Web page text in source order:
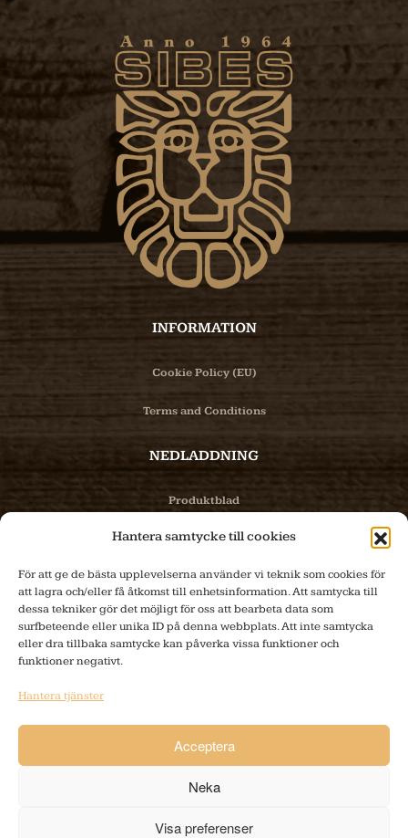
Hantera samtycke till cookies
För att ge de bästa upplevelserna använder vi teknik som cookies för
att lagra och/eller få åtkomst till enhetsinformation. Att samtycka till
dessa tekniker gör det möjligt för oss att bearbeta data som
surfbeteende eller unika ID på denna webbplats. Att inte samtycka
eller dra tillbaka samtycke kan påverka vissa funktioner och
funktioner negativt.
Hantera tjänster
Acceptera
Neka
Visa preferenser
INFORMATION
Cookie Policy (EU)
Terms and Conditions
NEDLADDNING
Produktblad
Bilder
PRODUKTER
Produktinfo
KONTAKT
info@sibes.se
Siggebo 4, 335 96 KULLTORP